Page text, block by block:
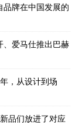
牌在中国发展的
、爱马仕推出巴赫
，从设计到场
品们放进了对应